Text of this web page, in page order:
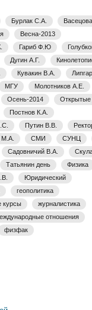
Бурлак С.А.
Весна-2013
Гариб Ф.Ю
Дугин А.Г.
Кувакин В.А.
МГУ
Молотников А.Е.
Осень-2014
Открытые
Постнов К.А.
Путин В.В.
М.А.
СМИ СУНЦ
Садовничий В.А.
Татьянин день
Физика
Юридический
геополитика
курсы
журналистика
отношения
физфак